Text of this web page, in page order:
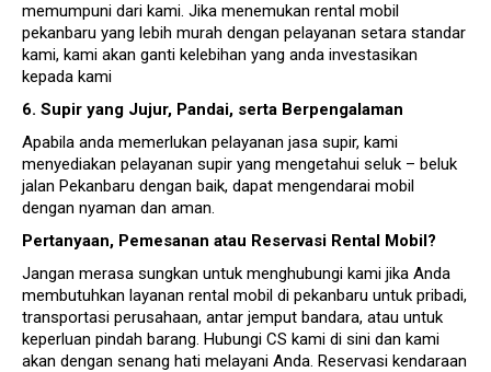
memumpuni dari kami. Jika menemukan rental mobil
pekanbaru yang lebih murah dengan pelayanan setara standar
kami, kami akan ganti kelebihan yang anda investasikan
kepada kami
6. Supir yang Jujur, Pandai, serta Berpengalaman
Apabila anda memerlukan pelayanan jasa supir, kami
menyediakan pelayanan supir yang mengetahui seluk – beluk
jalan Pekanbaru dengan baik, dapat mengendarai mobil
dengan nyaman dan aman.
Pertanyaan, Pemesanan atau Reservasi Rental Mobil?
Jangan merasa sungkan untuk menghubungi kami jika Anda
membutuhkan layanan rental mobil di pekanbaru untuk pribadi,
transportasi perusahaan, antar jemput bandara, atau untuk
keperluan pindah barang. Hubungi CS kami di sini dan kami
akan dengan senang hati melayani Anda. Reservasi kendaraan